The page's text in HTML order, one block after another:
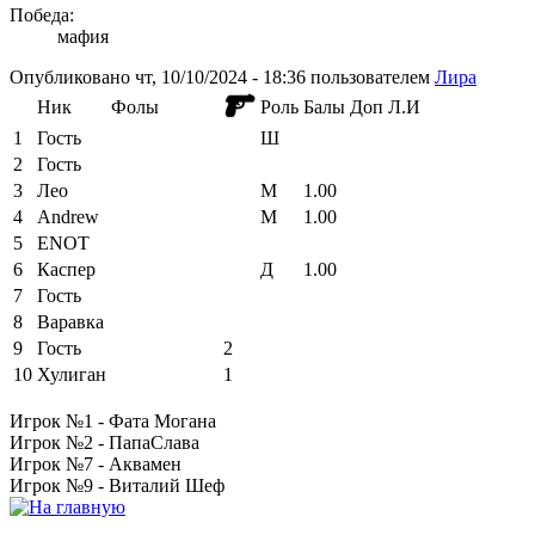
Победа:
мафия
Опубликовано чт, 10/10/2024 - 18:36 пользователем Лира
Ник
Фолы Роль Балы Доп Л.И
1
Гость
Ш
2
Гость
3
Лео М
1.00
4
Andrew М
1.00
5
ENOT
6
Каспер Д
1.00
7
Гость
8
Варавка
9
Гость
2
10 Хулиган 1
Игрок №1 - Фата Могана
Игрок №2 - ПапаСлава
Игрок №7 - Аквамен
Игрок №9 - Виталий Шеф